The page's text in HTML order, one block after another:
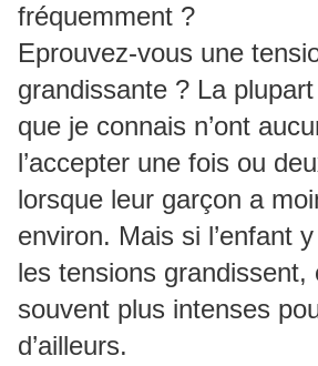
fréquemment ?
Eprouvez-vous une
grandissante ? La
que je connais n’ont
l’accepter une fois ou
lorsque leur garçon a
environ. Mais si l’enfant
les tensions grandissent,
souvent plus intenses
d’ailleurs.